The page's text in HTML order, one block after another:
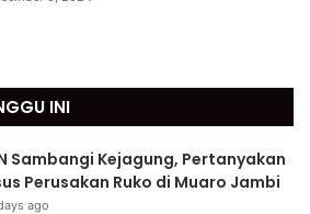
INI
Sambangi Kejagung, Pertanyakan
Perusakan Ruko di Muaro Jambi
ago